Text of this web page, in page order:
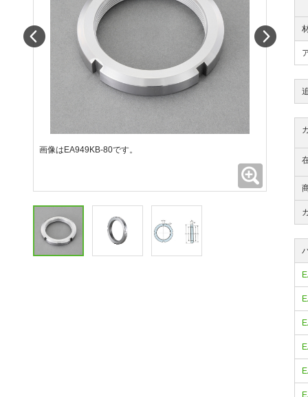
画像はEA949KB-80です。